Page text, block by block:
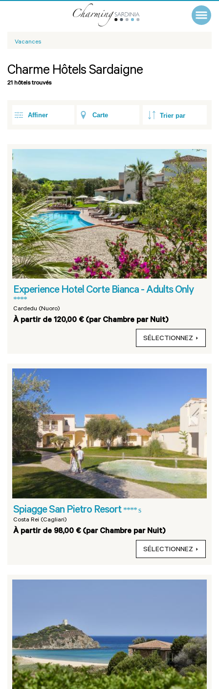
Vacances
Charme Hôtels Sardaigne
21 hôtels trouvés
Affiner Carte
Experience Hotel Corte Bianca - Adults Only
****
Cardedu (Nuoro)
À partir de 120,00 € (par Chambre par Nuit)
SÉLECTIONNEZ
Spiagge San Pietro Resort **** s
Costa Rei (Cagliari)
À partir de 98,00 € (par Chambre par Nuit)
SÉLECTIONNEZ